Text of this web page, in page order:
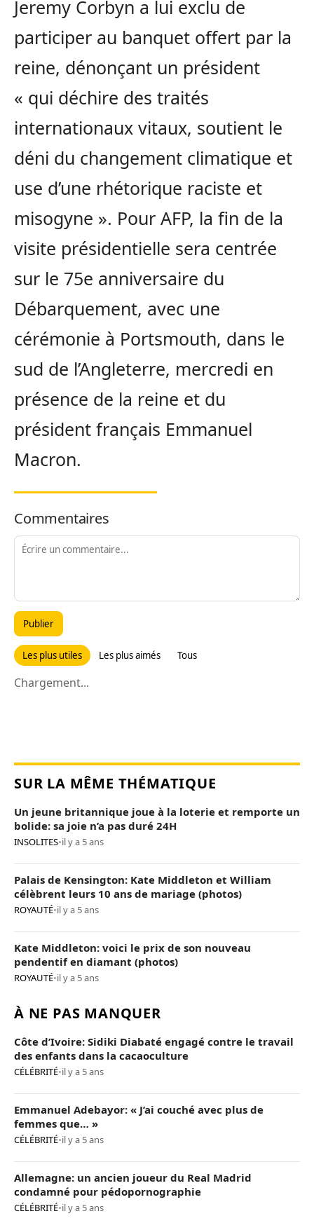
Jeremy Corbyn a lui exclu de
participer au banquet offert par la
reine, dénonçant un président
« qui déchire des traités
internationaux vitaux, soutient le
déni du changement climatique et
use d’une rhétorique raciste et
misogyne ». Pour AFP, la fin de la
visite présidentielle sera centrée
sur le 75e anniversaire du
Débarquement, avec une
cérémonie à Portsmouth, dans le
sud de l’Angleterre, mercredi en
présence de la reine et du
président français Emmanuel
Macron.
Commentaires
Publier
Les plus utiles Les plus aimés Tous
Chargement...
SUR LA MÊME THÉMATIQUE
Un jeune britannique joue à la loterie et remporte un
bolide: sa joie n’a pas duré 24H
INSOLITES•il y a 5 ans
Palais de Kensington: Kate Middleton et William
célèbrent leurs 10 ans de mariage (photos)
ROYAUTÉ•il y a 5 ans
Kate Middleton: voici le prix de son nouveau
pendentif en diamant (photos)
ROYAUTÉ•il y a 5 ans
À NE PAS MANQUER
Côte d’Ivoire: Sidiki Diabaté engagé contre le travail
des enfants dans la cacaoculture
CÉLÉBRITÉ•il y a 5 ans
Emmanuel Adebayor: « J’ai couché avec plus de
femmes que… »
CÉLÉBRITÉ•il y a 5 ans
Allemagne: un ancien joueur du Real Madrid
condamné pour pédopornographie
CÉLÉBRITÉ•il y a 5 ans